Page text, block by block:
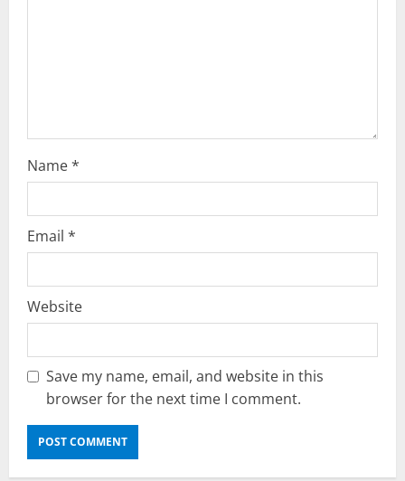
Name*
Email *
Website
Save my name, email, and website in this
browser for the next time I comment.